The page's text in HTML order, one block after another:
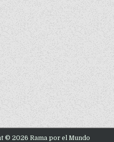
© 2026 Rama por el Mundo